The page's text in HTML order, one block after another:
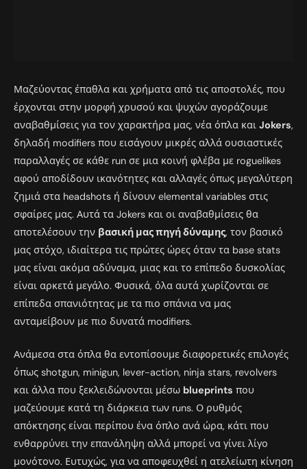
Μαζεύοντας έπαθλα και χρήματα από τις αποστολές, που
έρχονται στην μορφή χρυσού και ψυχών αγοράζουμε
αναβαθμίσεις για τον χαρακτήρα μας, νέα όπλα και Jokers,
δηλαδή modifiers που εισάγουν μικρές αλλά ουσιαστικές
παραλλαγές σε κάθε run σε μια κοινή φλέβα με roguelikes
αφού αποδίδουν ικανότητες και αλλαγές όπως μεγαλύτερη
ζημιά στα headshots ή δίνουν elemental variables στις
σφαίρες μας. Αυτά τα Jokers και οι αναβαθμίσεις θα
αποτελέσουν την βασική μας πηγή δύναμης, τον βασικό
μας στόχο, ιδιαίτερα τις πρώτες ώρες όταν τα base stats
μας είναι ακόμα αδύναμα, μιας και το επίπεδο δυσκολίας
είναι αρκετά μεγάλο. Φυσικά, όλα αυτά χωρίζονται σε
επίπεδα σπανιότητας με τα πιο σπάνια να μας
ανταμείβουν με πιο δυνατά modifiers.
Ανάμεσα στα όπλα θα εντοπίσουμε διαφορετικές επιλογές
όπως shotgun, minigun, lever-action, ninja stars, revolvers
και άλλα που ξεκλειδώνονται μέσω blueprints που
μαζεύουμε κατά τη διάρκεια των runs. Ο ρυθμός
απόκτησης είναι περίπου ένα όπλο ανά ώρα, κάτι που
ενθαρρύνει την επανάληψη αλλά μπορεί να γίνει λίγο
μονότονο. Ευτυχώς, για να αποφευχθεί η ατελείωτη κίνηση